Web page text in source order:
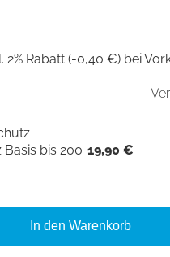
2% Rabatt (-0,40 €) bei
bis 200 19,90 €
In den Warenkorb